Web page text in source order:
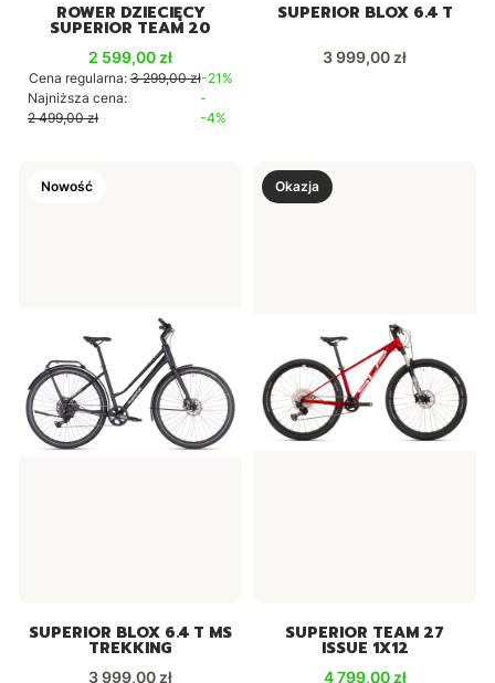
ROWER DZIECIĘCY
SUPERIOR TEAM 20
Cena promocyjna
2 599,00 zł
Cena regularna: 3 299,00 zł-21%
Najniższa cena:
2 499,00 zł
-
-4%
SUPERIOR BLOX 6.4 T
Cena
3 999,00 zł
Nowość
SUPERIOR BLOX 6.4 T MS
TREKKING
Cena
3 999,00 zł
Okazja
SUPERIOR TEAM 27
ISSUE 1X12
Cena promocyjna
4 799,00 zł